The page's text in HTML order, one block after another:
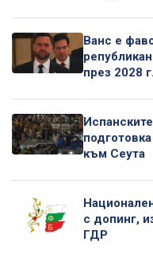
Ванс е
през 2028 г.
към Сеута
с допинг,
ГДР